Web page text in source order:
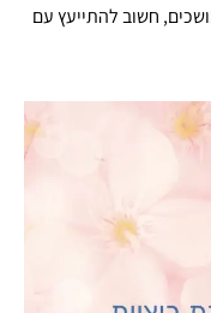
חשוב להתייעץ עם